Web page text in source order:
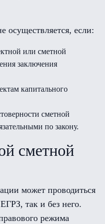
осуществляется, если:
или сметной
заключения
капитального
сметной
по закону.
сметной
может проводиться
так и без него.
режима